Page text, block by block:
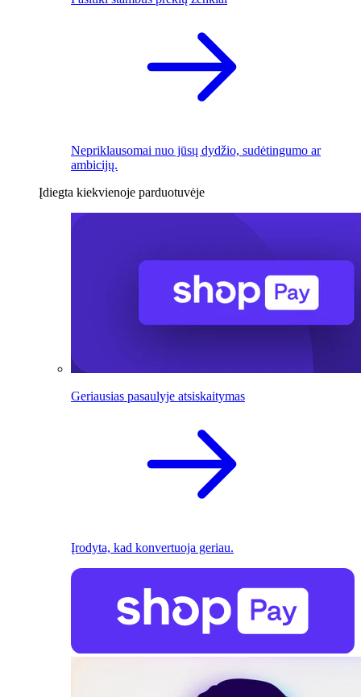
Nepriklausomai nuo jūsų dydžio, sudėtingumo ar
ambicijų.
Įdiegta kiekvienoje parduotuvėje
Geriausias pasaulyje atsiskaitymas
Įrodyta, kad konvertuoja geriau.